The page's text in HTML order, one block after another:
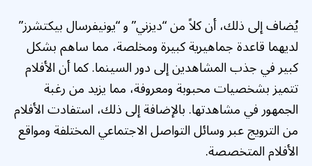
يُضاف إلى ذلك، أن كلاً من “ديزني” و “يونيفرسال بيكتشرز”
لديهما قاعدة جماهيرية كبيرة ومخلصة، مما ساهم بشكل
كبير في جذب المشاهدين إلى دور السينما. كما أن الأفلام
تتميز بشخصيات محبوبة ومعروفة، مما يزيد من رغبة
الجمهور في مشاهدتها. بالإضافة إلى ذلك، استفادت الأفلام
من الترويج عبر وسائل التواصل الاجتماعي المختلفة ومواقع
الأفلام المتخصصة.